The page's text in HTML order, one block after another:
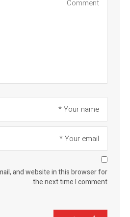
and website in this browser for
the next time I comment.